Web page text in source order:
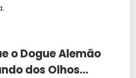
o Dogue Alemão
dos Olhos…